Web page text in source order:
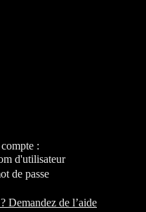
:
d'utilisateur
de passe
Demandez de l’aide